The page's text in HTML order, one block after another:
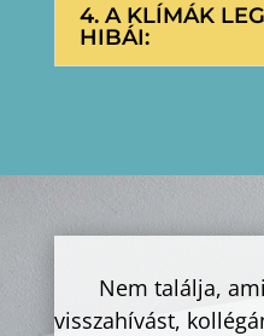
4. A KLÍMÁK
HIBÁI:
Nem találja,
visszahívást,